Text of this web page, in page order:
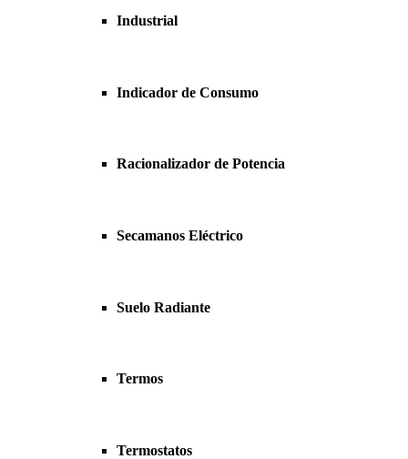
Industrial
Indicador de Consumo
Racionalizador de Potencia
Secamanos Eléctrico
Suelo Radiante
Termos
Termostatos